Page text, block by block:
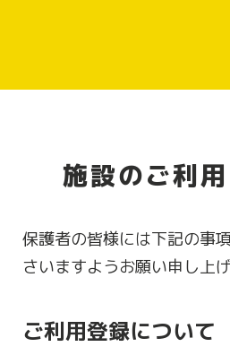
施設のご利
保護者の皆様には下記の事
さいますようお願い申し上げ
ご利用登録について